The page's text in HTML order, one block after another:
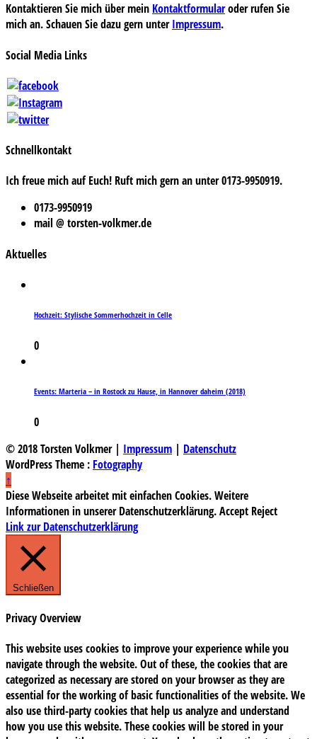
Kontaktieren Sie mich über mein Kontaktformularoder rufen Sie
mich an. Schauen Sie dazu gern unterImpressum.
Social Media Links
Schnellkontakt
Ich freue mich auf Euch! Ruft mich gern an unter 0173-9950919.
0173-9950919
mail @ torsten-volkmer.de
Aktuelles
Hochzeit: Stylische Sommerhochzeit in Celle
0
Events: Marteria – in Rostock zu Hause, in Hannover daheim (2018)
0
© 2018 Torsten Volkmer | Impressum | Datenschutz
WordPress Theme : Fotography
↑
Diese Webseite arbeitet mit einfachen Cookies. Weitere
Informationen in unserer Datenschutzerklärung.Accept Reject
Link zur Datenschutzerklärung
Schließen
Privacy Overview
This website uses cookies to improve your experience while you
navigate through the website. Out of these, the cookies that are
categorized as necessary are stored on your browser as they are
essential for the working of basic functionalities of the website. We
also use third-party cookies that help us analyze and understand
how you use this website. These cookies will be stored in your